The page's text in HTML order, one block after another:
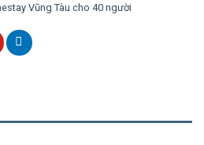
Vũng Tàu cho 40 người